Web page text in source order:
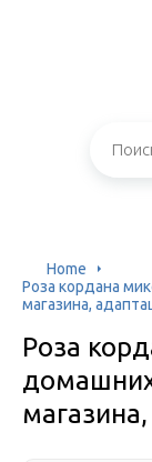
Home
Роза кордана
магазина,
Роза